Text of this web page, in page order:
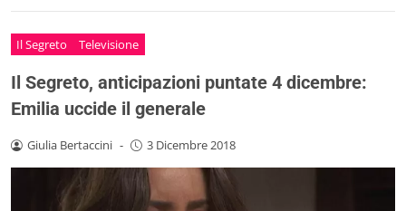
Il Segreto Televisione
Il Segreto, anticipazioni puntate 4 dicembre:
Emilia uccide il generale
Giulia Bertaccini - 3 Dicembre 2018